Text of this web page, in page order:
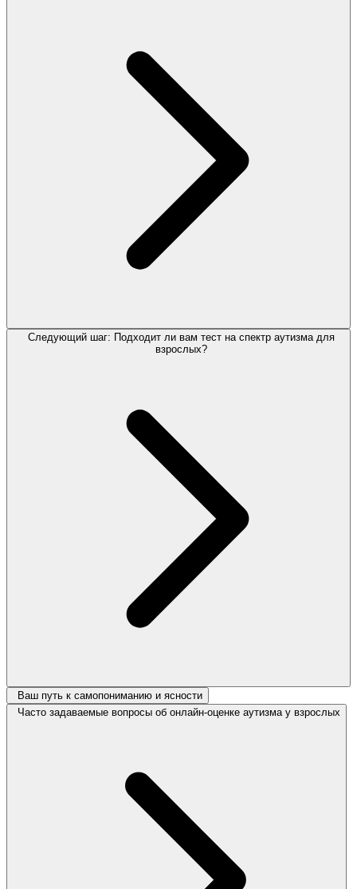
Следующий шаг: Подходит ли вам тест на спектр аутизма для
взрослых?
Ваш путь к самопониманию и ясности
Часто задаваемые вопросы об онлайн-оценке аутизма у взрослых